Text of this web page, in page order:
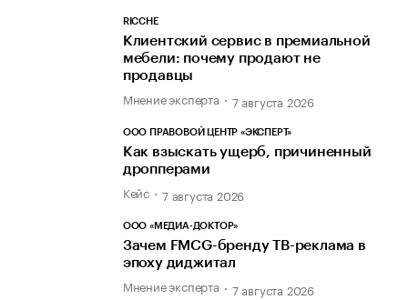
RICCHE
Клиентский сервис в премиальной
мебели: почему продают не
продавцы
Мнение эксперта 7 августа 2026
ООО ПРАВОВОЙ ЦЕНТР «ЭКСПЕРТ»
Как взыскать ущерб, причиненный
дропперами
Кейс 7 августа 2026
ООО «МЕДИА-ДОКТОР»
Зачем FMCG-бренду ТВ-реклама в
эпоху диджитал
Мнение эксперта 7 августа 2026